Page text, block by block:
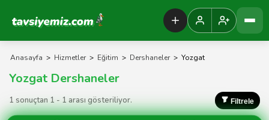
Tavsiyemiz Anasayfa
Anasayfa > Hizmetler > Eğitim > Dershaneler > Yozgat
Yozgat Dershaneler
1 sonuçtan 1 - 1 arası gösteriliyor. Filtrele